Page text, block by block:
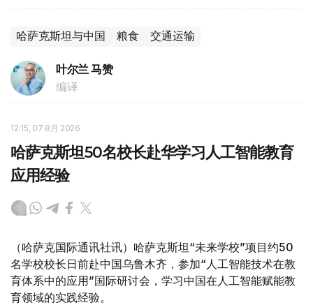
哈萨克斯坦与中国 粮食 交通运输
叶尔兰 马赞
编译
12:15, 07 8月 2026
哈萨克斯坦50名校长赴华学习人工智能教育
应用经验
（哈萨克国际通讯社讯）哈萨克斯坦“未来学校”项目约50
名学校校长日前赴中国乌鲁木齐，参加“人工智能技术在教
育体系中的应用”国际研讨会，学习中国在人工智能赋能教
育领域的实践经验。